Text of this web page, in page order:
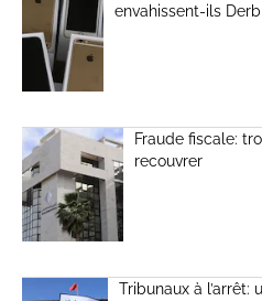
envahissent-ils
Fraude fiscale:
recouvrer
Tribunaux à l’arrêt: